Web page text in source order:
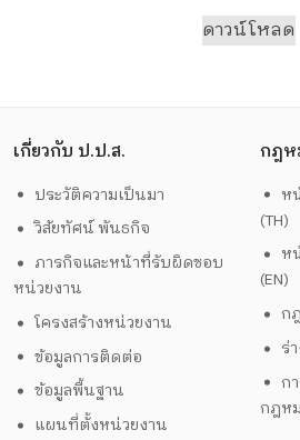
ดาวน์โหลด
เกี่ยวกับ ป.ป.ส.
ประวัติความเป็นมา
วิสัยทัศน์ พันธกิจ
ภารกิจและหน้าที่รับผิดชอบ
หน่วยงาน
โครงสร้างหน่วยงาน
ข้อมูลการติดต่อ
ข้อมูลพื้นฐาน
แผนที่ตั้งหน่วยงาน
กฎห
ห
(TH)
ห
(EN)
ก
ร่
ก
กฎห